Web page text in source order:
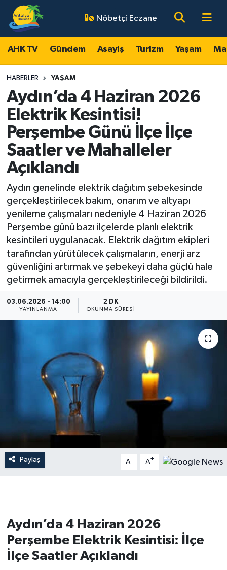
Nöbetçi Eczane
AHK TV Gündem Asayiş Turizm Yaşam
HABERLER YAŞAM
Aydın’da 4 Haziran 2026
Elektrik Kesintisi!
Perşembe Günü İlçe İlçe
Saatler ve Mahalleler
Açıklandı
Aydın genelinde elektrik dağıtım şebekesinde
gerçekleştirilecek bakım, onarım ve altyapı
yenileme çalışmaları nedeniyle 4 Haziran 2026
Perşembe günü bazı ilçelerde planlı elektrik
kesintileri uygulanacak. Elektrik dağıtım ekipleri
tarafından yürütülecek çalışmaların, enerji arz
güvenliğini artırmak ve şebekeyi daha güçlü hale
getirmek amacıyla gerçekleştirileceği bildirildi.
03.06.2026 - 14:00
YAYINLANMA
2 DK
OKUNMA SÜRESI
Paylaş A- A+
Aydın’da 4 Haziran 2026
Perşembe Elektrik Kesintisi: İlçe
İlçe Saatler Açıklandı
AHK TV
Gündem
Asayiş
Turizm
Yaşam
Magazin
Ekonomi
Spor
Dünya
Resmi Reklamlar
Antalya Nöbetçi Eczaneler
Antalya Hava Durumu
Antalya Namaz Vakitleri
Antalya Trafik Yoğunluk Haritası
Süper Lig Puan Durumu ve Fikstür
Tüm Manşetler
Son Dakika Haberleri
Haber Arşivi